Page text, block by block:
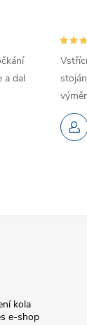
a dal
kola
e-shop